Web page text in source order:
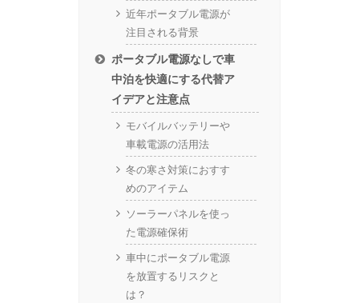
近年ポータブル電源が
注目される背景
ポータブル電源なしで車
中泊を快適にする代替ア
イデアと注意点
モバイルバッテリーや
車載電源の活用法
冬の寒さ対策におすす
めのアイテム
ソーラーパネルを使っ
た電源確保術
車中にポータブル電源
を放置するリスクと
は？